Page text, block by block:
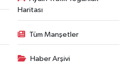
Haritası
Tüm Manşetler
Haber Arşivi